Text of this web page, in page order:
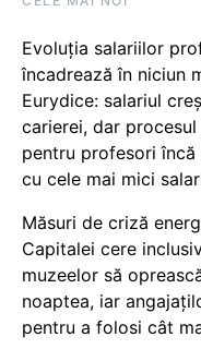
Evoluția salariilor
încadrează în niciun
Eurydice: salariul
carierei, dar
pentru profesori
cu cele mai mici
Măsuri de criză
Capitalei cere
muzeelor să
noaptea, iar
pentru a folosi cât